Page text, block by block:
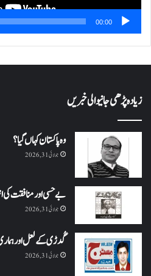
00:00
زیادہ پڑھی جانیوالی خبریں
وہ پاکستان کہاں گیا؟
جولائی 31, 2026
بے حسی اور منافقت کی
جولائی 31, 2026
گُدڑی کے لعل اور
جولائی 31, 2026